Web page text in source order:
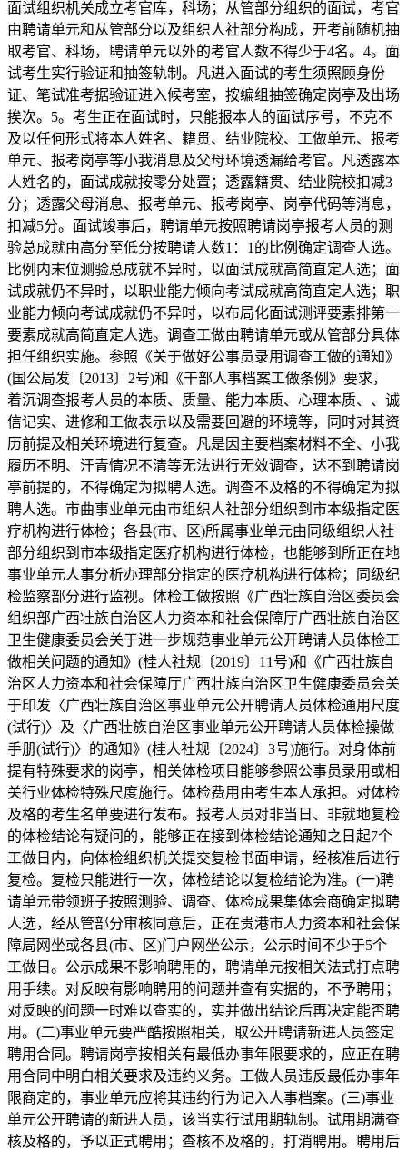
面试组织机关成立考官库，科场；从管部分组织的面试，考官
由聘请单元和从管部分以及组织人社部分构成，开考前随机抽
取考官、科场，聘请单元以外的考官人数不得少于4名。4。面
试考生实行验证和抽签轨制。凡进入面试的考生须照顾身份
证、笔试准考据验证进入候考室，按编组抽签确定岗亭及出场
挨次。5。考生正在面试时，只能报本人的面试序号，不克不
及以任何形式将本人姓名、籍贯、结业院校、工做单元、报考
单元、报考岗亭等小我消息及父母环境透漏给考官。凡透露本
人姓名的，面试成就按零分处置；透露籍贯、结业院校扣减3
分；透露父母消息、报考单元、报考岗亭、岗亭代码等消息，
扣减5分。面试竣事后，聘请单元按照聘请岗亭报考人员的测
验总成就由高分至低分按聘请人数1：1的比例确定调查人选。
比例内末位测验总成就不异时，以面试成就高简直定人选；面
试成就仍不异时，以职业能力倾向考试成就高简直定人选；职
业能力倾向考试成就仍不异时，以布局化面试测评要素排第一
要素成就高简直定人选。调查工做由聘请单元或从管部分具体
担任组织实施。参照《关于做好公事员录用调查工做的通知》
(国公局发〔2013〕2号)和《干部人事档案工做条例》要求，
着沉调查报考人员的本质、质量、能力本质、心理本质、、诚
信记实、进修和工做表示以及需要回避的环境等，同时对其资
历前提及相关环境进行复查。凡是因主要档案材料不全、小我
履历不明、汗青情况不清等无法进行无效调查，达不到聘请岗
亭前提的，不得确定为拟聘人选。调查不及格的不得确定为拟
聘人选。市曲事业单元由市组织人社部分组织到市本级指定医
疗机构进行体检；各县(市、区)所属事业单元由同级组织人社
部分组织到市本级指定医疗机构进行体检，也能够到所正在地
事业单元人事分析办理部分指定的医疗机构进行体检；同级纪
检监察部分进行监视。体检工做按照《广西壮族自治区委员会
组织部广西壮族自治区人力资本和社会保障厅广西壮族自治区
卫生健康委员会关于进一步规范事业单元公开聘请人员体检工
做相关问题的通知》(桂人社规〔2019〕11号)和《广西壮族自
治区人力资本和社会保障厅广西壮族自治区卫生健康委员会关
于印发〈广西壮族自治区事业单元公开聘请人员体检通用尺度
(试行)〉及〈广西壮族自治区事业单元公开聘请人员体检操做
手册(试行)〉的通知》(桂人社规〔2024〕3号)施行。对身体前
提有特殊要求的岗亭，相关体检项目能够参照公事员录用或相
关行业体检特殊尺度施行。体检费用由考生本人承担。对体检
及格的考生名单要进行发布。报考人员对非当日、非就地复检
的体检结论有疑问的，能够正在接到体检结论通知之日起7个
工做日内，向体检组织机关提交复检书面申请，经核准后进行
复检。复检只能进行一次，体检结论以复检结论为准。(一)聘
请单元带领班子按照测验、调查、体检成果集体会商确定拟聘
人选，经从管部分审核同意后，正在贵港市人力资本和社会保
障局网坐或各县(市、区)门户网坐公示，公示时间不少于5个
工做日。公示成果不影响聘用的，聘请单元按相关法式打点聘
用手续。对反映有影响聘用的问题并查有实据的，不予聘用；
对反映的问题一时难以查实的，实并做出结论后再决定能否聘
用。(二)事业单元要严酷按照相关，取公开聘请新进人员签定
聘用合同。聘请岗亭按相关有最低办事年限要求的，应正在聘
用合同中明白相关要求及违约义务。工做人员违反最低办事年
限商定的，事业单元应将其违约行为记入人事档案。(三)事业
单元公开聘请的新进人员，该当实行试用期轨制。试用期满查
核及格的，予以正式聘用；查核不及格的，打消聘用。聘用后